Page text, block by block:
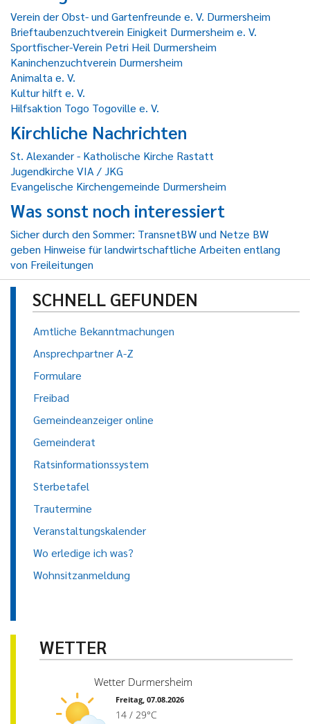
Verein der Obst- und Gartenfreunde e. V. Durmersheim
Brieftaubenzuchtverein Einigkeit Durmersheim e. V.
Sportfischer-Verein Petri Heil Durmersheim
Kaninchenzuchtverein Durmersheim
Animalta e. V.
Kultur hilft e. V.
Hilfsaktion Togo Togoville e. V.
Kirchliche Nachrichten
St. Alexander - Katholische Kirche Rastatt
Jugendkirche VIA / JKG
Evangelische Kirchengemeinde Durmersheim
Was sonst noch interessiert
Sicher durch den Sommer: TransnetBW und Netze BW
geben Hinweise für landwirtschaftliche Arbeiten entlang
von Freileitungen
SCHNELL GEFUNDEN
Amtliche Bekanntmachungen
Ansprechpartner A-Z
Formulare
Freibad
Gemeindeanzeiger online
Gemeinderat
Ratsinformationssystem
Sterbetafel
Trautermine
Veranstaltungskalender
Wo erledige ich was?
Wohnsitzanmeldung
WETTER
Wetter Durmersheim
Freitag, 07.08.2026
14 / 29°C